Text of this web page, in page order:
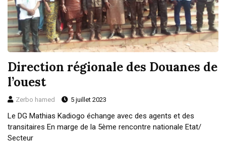
Direction régionale des Douanes de
l’ouest
Zerbo hamed 5 juillet 2023
Le DG Mathias Kadiogo échange avec des agents et des
transitaires En marge de la 5ème rencontre nationale Etat/
Secteur